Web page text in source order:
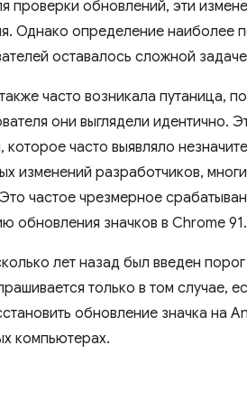
проверки обновлений, эти
Однако определение наиболее
оставалось сложной
часто возникала путаница,
они выглядели идентично.
часто выявляло
изменений разработчиков,
частое чрезмерное
обновления значков в Chrome 91.
лет назад был введен
только в том случае,
обновление значка на
компьютерах.